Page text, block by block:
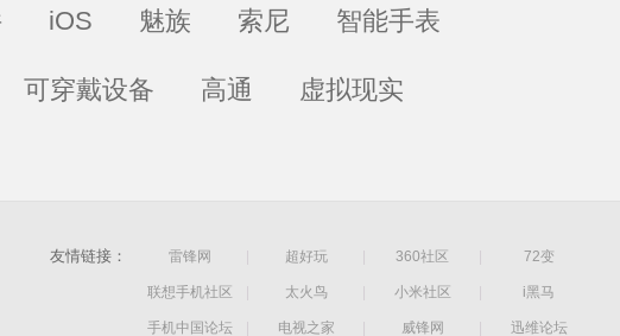
iOS 魅族 索尼 智能手表
可穿戴设备 高通 虚拟现实
友情链接： 雷锋网 超好玩 360社区 72变
联想手机社区 太火鸟 小米社区 i黑马
手机中国论坛 电视之家 威锋网 迅维论坛